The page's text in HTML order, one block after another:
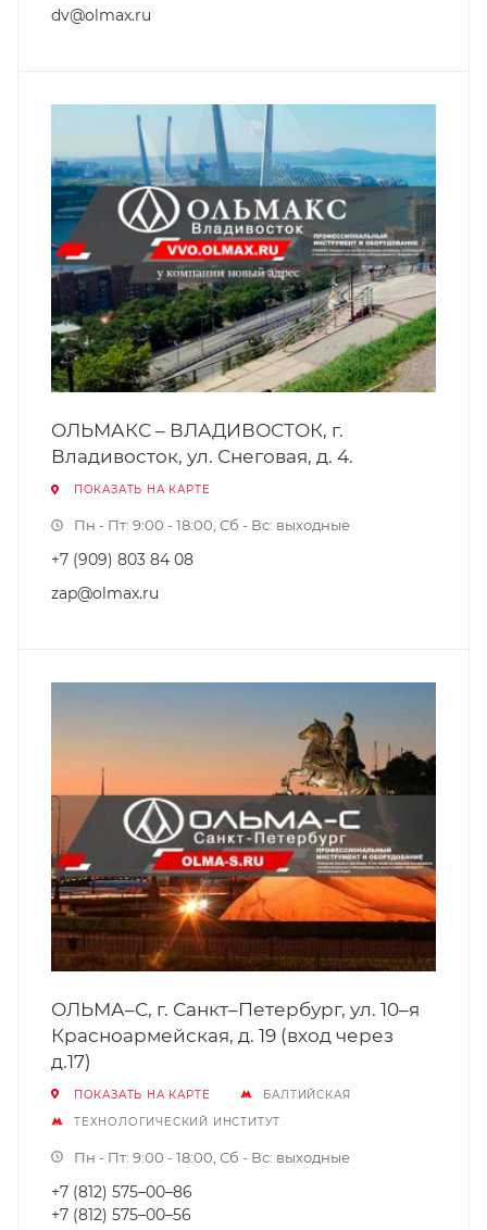
dv@olmax.ru
ОЛЬМАКС – ВЛАДИВОСТОК, г.
Владивосток, ул. Снеговая, д. 4.
ПОКАЗАТЬ НА КАРТЕ
Пн - Пт: 9:00 - 18:00, Сб - Вс: выходные
+7 (909) 803 84 08
zap@olmax.ru
ОЛЬМА–С, г. Санкт–Петербург, ул. 10–я
Красноармейская, д. 19 (вход через
д.17)
ПОКАЗАТЬ НА КАРТЕ
БАЛТИЙСКАЯ
ТЕХНОЛОГИЧЕСКИЙ ИНСТИТУТ
Пн - Пт: 9:00 - 18:00, Сб - Вс: выходные
+7 (812) 575–00–86
+7 (812) 575–00–56